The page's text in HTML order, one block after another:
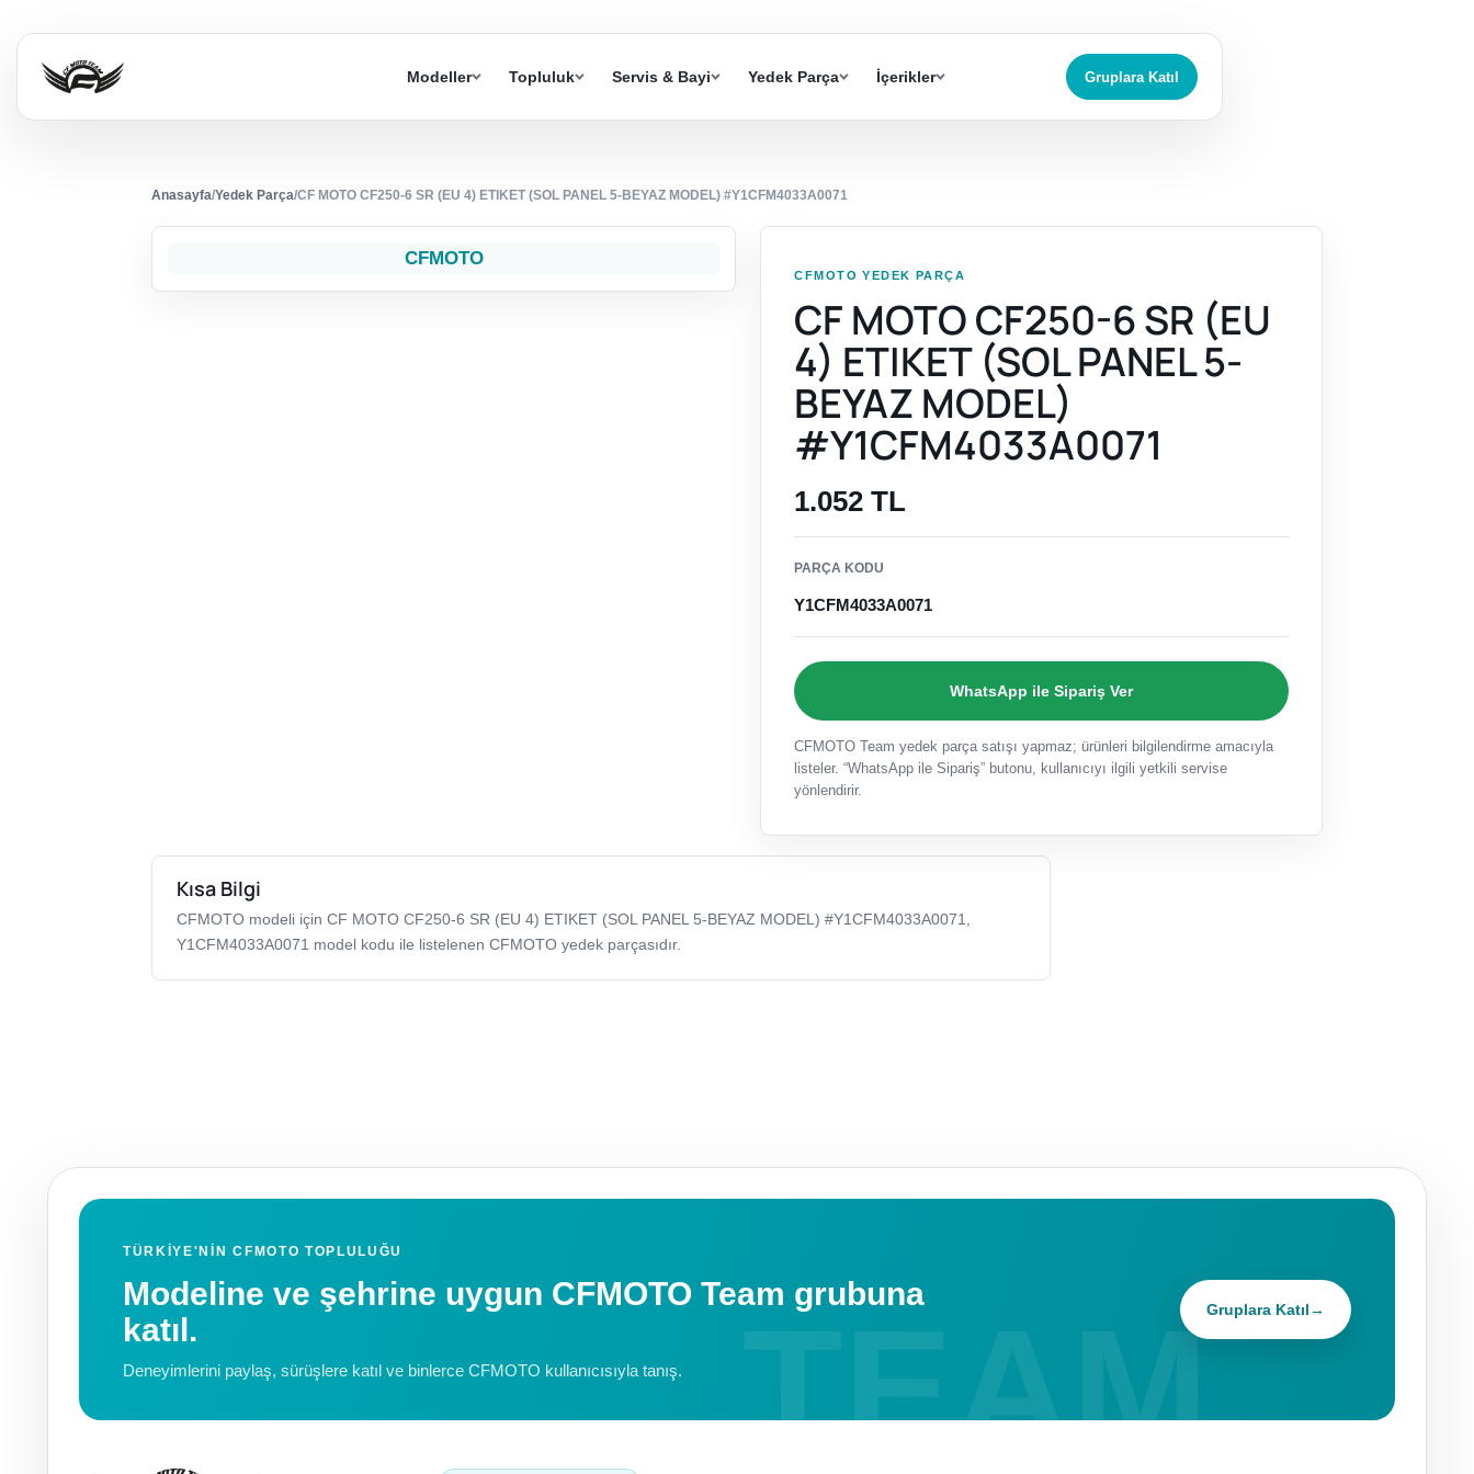
Modeller Topluluk Servis & Bayi Yedek Parça İçerikler Gruplara Katıl
Anasayfa/Yedek Parça/CF MOTO CF250-6 SR (EU 4) ETIKET (SOL PANEL 5-BEYAZ MODEL) #Y1CFM4033A0071
CFMOTO
CFMOTO YEDEK PARÇA
CF MOTO CF250-6 SR (EU
4) ETIKET (SOL PANEL 5-
BEYAZ MODEL)
#Y1CFM4033A0071
1.052 TL
PARÇA KODU
Y1CFM4033A0071
WhatsApp ile Sipariş Ver
CFMOTO Team yedek parça satışı yapmaz; ürünleri bilgilendirme amacıyla
listeler. “WhatsApp ile Sipariş” butonu, kullanıcıyı ilgili yetkili servise
yönlendirir.
Kısa Bilgi
CFMOTO modeli için CF MOTO CF250-6 SR (EU 4) ETIKET (SOL PANEL 5-BEYAZ MODEL) #Y1CFM4033A0071,
Y1CFM4033A0071 model kodu ile listelenen CFMOTO yedek parçasıdır.
TÜRKIYE'NIN CFMOTO TOPLULUĞU
Modeline ve şehrine uygun CFMOTO Team grubuna
katıl.
Deneyimlerini paylaş, sürüşlere katıl ve binlerce CFMOTO kullanıcısıyla tanış.
Gruplara Katıl→